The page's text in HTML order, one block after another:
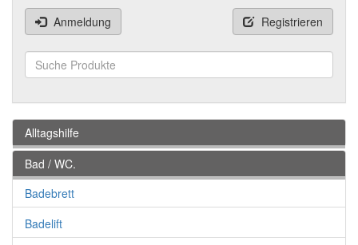
Anmeldung
Registrieren
Suchen
Alltagshilfe
Bad / WC.
Badebrett
Badelift